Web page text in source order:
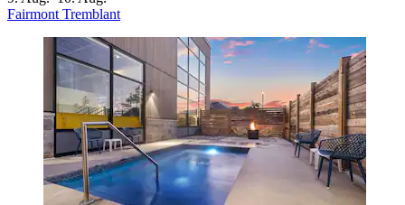
Fairmont Tremblant